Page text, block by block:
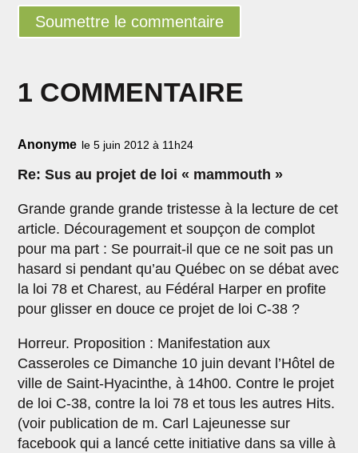
1 COMMENTAIRE
Anonyme le 5 juin 2012 à 11h24
Re: Sus au projet de loi « mammouth »
Grande grande grande tristesse à la lecture de cet
article. Découragement et soupçon de complot
pour ma part : Se pourrait-il que ce ne soit pas un
hasard si pendant qu’au Québec on se débat avec
la loi 78 et Charest, au Fédéral Harper en profite
pour glisser en douce ce projet de loi C-38 ?
Horreur. Proposition : Manifestation aux
Casseroles ce Dimanche 10 juin devant l’Hôtel de
ville de Saint-Hyacinthe, à 14h00. Contre le projet
de loi C-38, contre la loi 78 et tous les autres Hits.
(voir publication de m. Carl Lajeunesse sur
facebook qui a lancé cette initiative dans sa ville à
Soumettre le commentaire